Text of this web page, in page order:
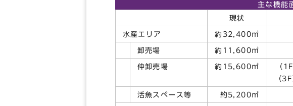
主な機能
現状
水産エリア 約32,400㎡
卸売場 約11,600㎡
仲卸売場 約15,600㎡
（
（
活魚スペース等 約5,200㎡